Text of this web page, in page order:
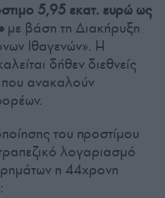
5,95 εκατ. ευρώ ως
με βάση τη Διακήρυξη
Ιθαγενών». Η
δήθεν διεθνείς
που ανακαλούν
του προστίμου
λογαριασμό
η 44χρονη